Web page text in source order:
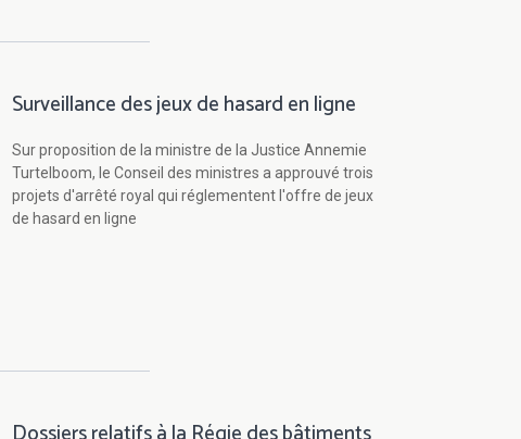
Surveillance des jeux de hasard en ligne
Sur proposition de la ministre de la Justice Annemie
Turtelboom, le Conseil des ministres a approuvé trois
projets d'arrêté royal qui réglementent l'offre de jeux
de hasard en ligne